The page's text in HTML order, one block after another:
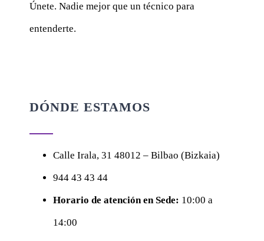
Únete. Nadie mejor que un técnico para
entenderte.
DÓNDE ESTAMOS
Calle Irala, 31 48012 – Bilbao (Bizkaia)
944 43 43 44
Horario de atención en Sede: 10:00 a
14:00